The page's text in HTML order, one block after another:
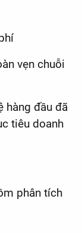
vẹn chuỗi
hàng đầu đã
tiêu doanh
phân tích